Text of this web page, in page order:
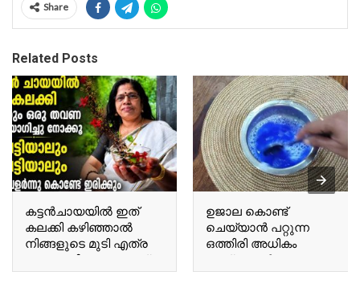
Share
Related Posts
കട്ടൻചായയിൽ ഇത്
കലക്കി കഴിഞ്ഞാൽ
നിങ്ങളുടെ മുടി എത്ര
നരച്ച മുടിയും കറുത്ത്
കിട്ടും Once you mix this
ഉജാല കൊണ്ട്
ചെയ്യാൻ പറ്റുന്ന
ഒത്തിരി അധികം
കാര്യങ്ങൾ Many
things you can do with